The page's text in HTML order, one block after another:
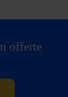
offerte